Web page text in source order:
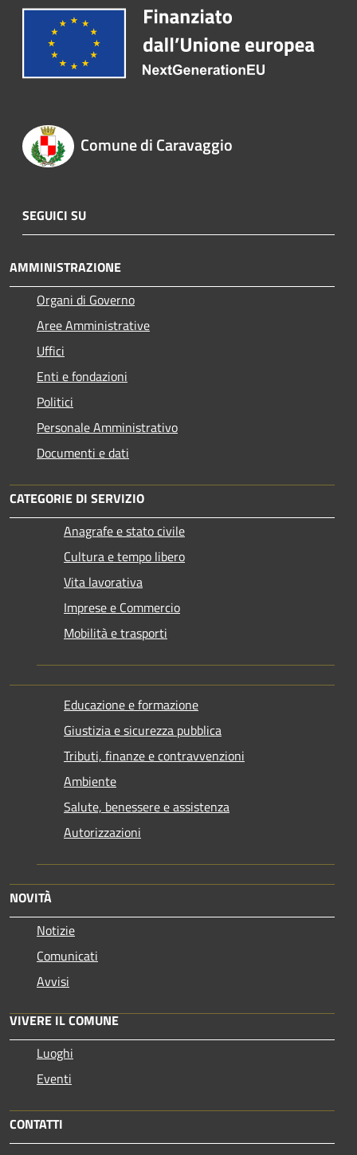
Comune di Caravaggio
SEGUICI SU
AMMINISTRAZIONE
Organi di Governo
Aree Amministrative
Uffici
Enti e fondazioni
Politici
Personale Amministrativo
Documenti e dati
CATEGORIE DI SERVIZIO
Anagrafe e stato civile
Cultura e tempo libero
Vita lavorativa
Imprese e Commercio
Mobilità e trasporti
Educazione e formazione
Giustizia e sicurezza pubblica
Tributi, finanze e contravvenzioni
Ambiente
Salute, benessere e assistenza
Autorizzazioni
NOVITÀ
Notizie
Comunicati
Avvisi
VIVERE IL COMUNE
Luoghi
Eventi
CONTATTI